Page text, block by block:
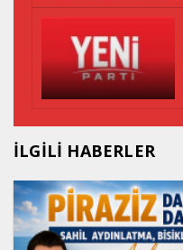
İLGİLİ HABERLER